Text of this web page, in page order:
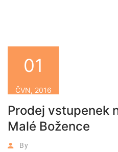
Prodej vstupenek
Malé Božence
By
01
ČVN, 2016